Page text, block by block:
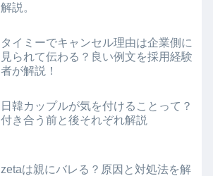
解説。
タイミーでキャンセル理由は企業側に
見られて伝わる？良い例文を採用経験
者が解説！
日韓カップルが気を付けることって？
付き合う前と後それぞれ解説
zetaは親にバレる？原因と対処法を解